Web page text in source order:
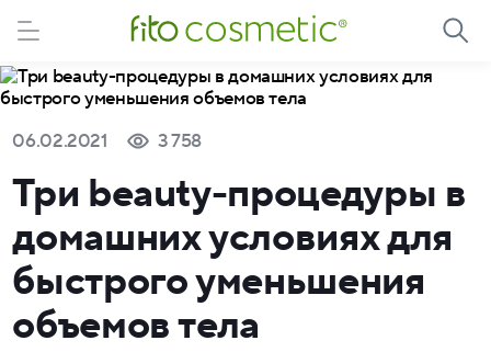
06.02.2021 3 758
Три beauty-процедуры в
домашних условиях для
быстрого уменьшения
объемов тела